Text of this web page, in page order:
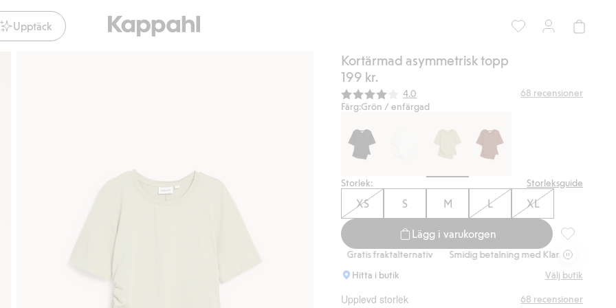
Upptäck
Kortärmad asymmetrisk topp
199 kr.
Snittbetyg:
4.0 68 recensioner
Färg:Grön / enfärgad
Storlek: Storleksguide
XS S M L XL
Lägg i varukorgen
Kortärmad
Gratis fraktalternativ Smidig betalning med Klarna.
Gratis
Hitta i butik
Välj butik
Upplevd storlek 68 recensioner